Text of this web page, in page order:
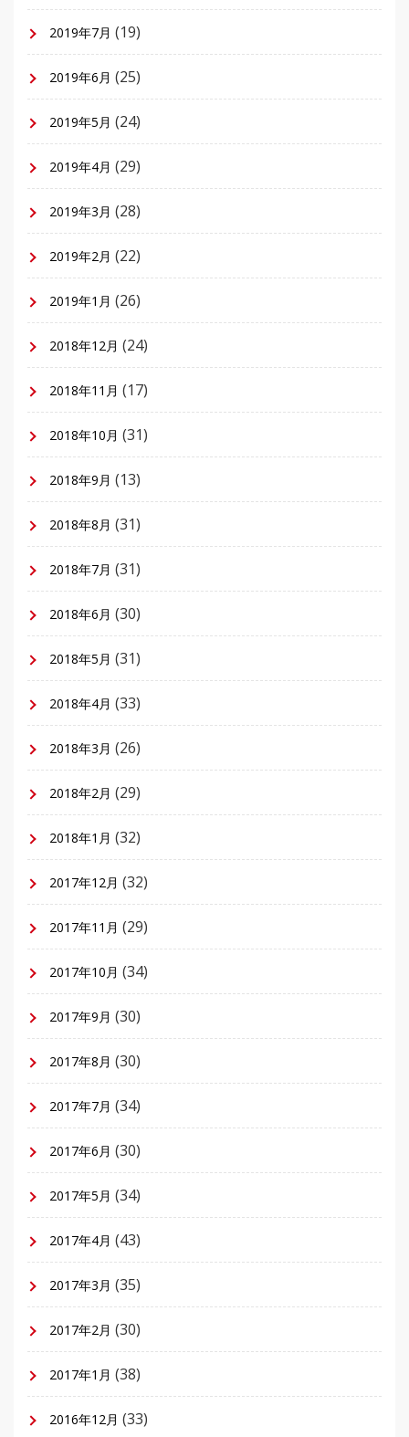
2019年7月 (19)
2019年6月 (25)
2019年5月 (24)
2019年4月 (29)
2019年3月 (28)
2019年2月 (22)
2019年1月 (26)
2018年12月 (24)
2018年11月 (17)
2018年10月 (31)
2018年9月 (13)
2018年8月 (31)
2018年7月 (31)
2018年6月 (30)
2018年5月 (31)
2018年4月 (33)
2018年3月 (26)
2018年2月 (29)
2018年1月 (32)
2017年12月 (32)
2017年11月 (29)
2017年10月 (34)
2017年9月 (30)
2017年8月 (30)
2017年7月 (34)
2017年6月 (30)
2017年5月 (34)
2017年4月 (43)
2017年3月 (35)
2017年2月 (30)
2017年1月 (38)
2016年12月 (33)